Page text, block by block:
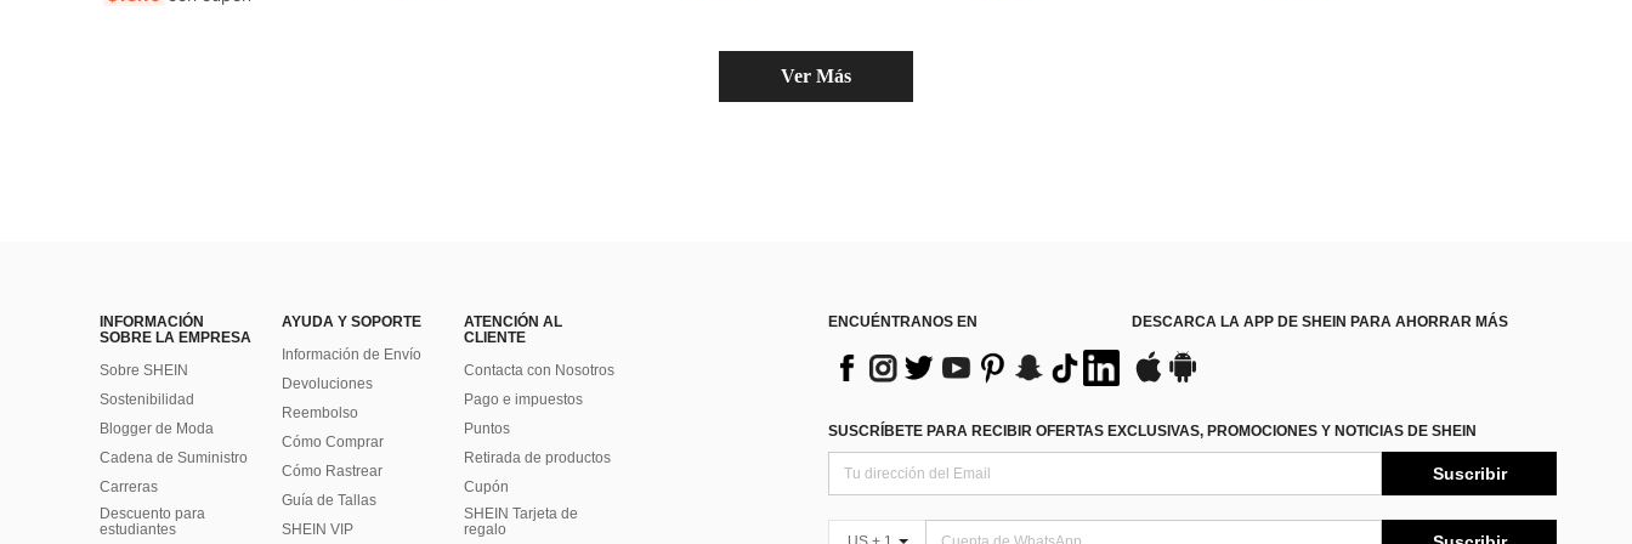
Ver Más
INFORMACIÓN
SOBRE LA EMPRESA
Sobre SHEIN
Sostenibilidad
Blogger de Moda
Cadena de Suministro
Carreras
Descuento para
estudiantes
AYUDA Y SOPORTE
Información de Envío
Devoluciones
Reembolso
Cómo Comprar
Cómo Rastrear
Guía de Tallas
SHEIN VIP
ATENCIÓN AL
CLIENTE
Contacta con Nosotros
Pago e impuestos
Puntos
Retirada de productos
Cupón
SHEIN Tarjeta de
regalo
ENCUÉNTRANOS EN DESCARCA LA APP DE SHEIN PARA AHORRAR MÁS
SUSCRÍBETE PARA RECIBIR OFERTAS EXCLUSIVAS, PROMOCIONES Y NOTICIAS DE SHEIN
Suscribir